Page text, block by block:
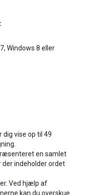
Windows 8 eller
vise op til 49
en samlet
indeholder ordet
Ved hjælp af
kan du overskue